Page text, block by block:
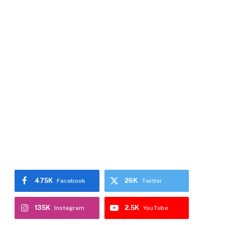
Facebook
475K Twitter
26K
Instagram
135K YouTube
2.5K